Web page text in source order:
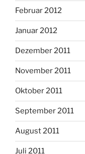
Februar 2012
Januar 2012
Dezember 2011
November 2011
Oktober 2011
September 2011
August 2011
Juli 2011